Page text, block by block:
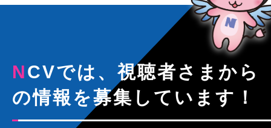
NCVでは、視聴者さまから
の情報を募集しています！